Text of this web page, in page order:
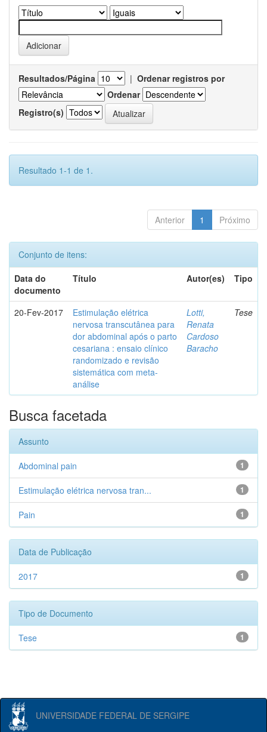
Resultados/Página | Ordenar registros por
Ordenar
Registro(s)
Resultado 1-1 de 1.
Anterior 1 Próximo
Conjunto de itens:
Data do
documento
Título Autor(es) Tipo
20-Fev-2017
Estimulação elétrica
nervosa transcutânea para
dor abdominal após o parto
cesariana : ensaio clínico
randomizado e revisão
sistemática com meta-
análise
Lotti,
Renata
Cardoso
Baracho
Tese
Busca facetada
Assunto
1
Abdominal pain
1
Estimulação elétrica nervosa tran...
1
Pain
Data de Publicação
1
2017
Tipo de Documento
1
Tese
UNIVERSIDADE FEDERAL DE SERGIPE